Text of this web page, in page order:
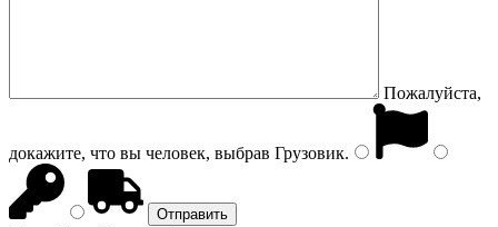
Пожалуйста,
докажите, что вы человек, выбрав Грузовик.